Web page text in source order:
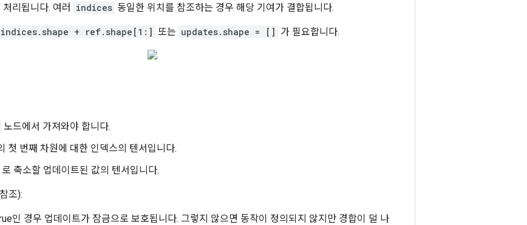
리됩니다. 여러 indices 동일한 위치를 참조하는 경우 해당 기여가 결합됩니다.
indices.shape + ref.shape[1:] 또는 updates.shape = [] 가 필요합니다.
노드에서 가져와야 합니다.
첫 번째 차원에 대한 인덱스의 텐서입니다.
로 축소할 업데이트된 값의 텐서입니다.
참조):
인 경우 업데이트가 잠금으로 보호됩니다. 그렇지 않으면 동작이 정의되지 않지만 경합이 덜 나